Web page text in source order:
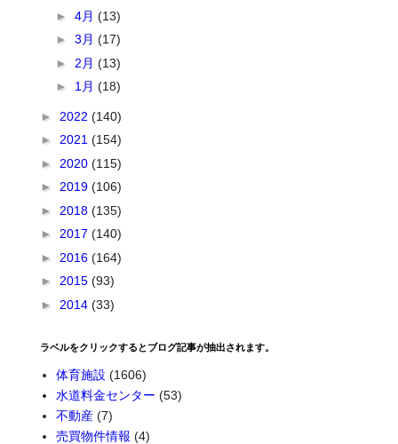
►4月(13)
►3月(17)
► 2月(13)
► 1月(18)
► 2022(140)
►2021(154)
► 2020(115)
►2019(106)
► 2018(135)
►2017(140)
► 2016(164)
►2015(93)
► 2014(33)
ラベルをクリックするとブログ記事が抽出されます。
体育施設 (1606)
水道料金センター (53)
不動産 (7)
売買物件情報 (4)